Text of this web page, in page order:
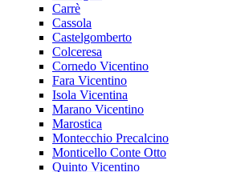
Carrè
Cassola
Castelgomberto
Colceresa
Cornedo Vicentino
Fara Vicentino
Isola Vicentina
Marano Vicentino
Marostica
Montecchio Precalcino
Monticello Conte Otto
Quinto Vicentino